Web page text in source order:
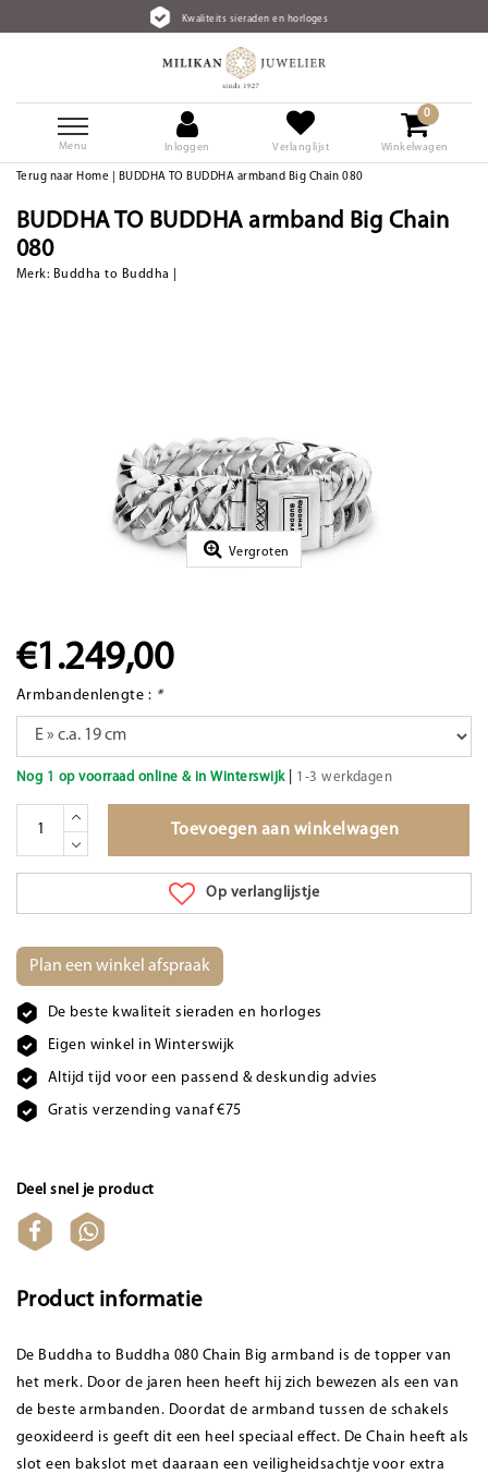
Kwaliteits sieraden en horloges
Menu Inloggen Verlanglijst
0
Winkelwagen
Terug naar Home BUDDHA TO BUDDHA armband Big Chain 080
BUDDHA TO BUDDHA armband Big Chain
080
Merk: Buddha to Buddha
Vergroten
€1.249,00
Armbandenlengte : *
Nog 1 op voorraad online & in Winterswijk| 1-3 werkdagen
Toevoegen aan winkelwagen
Op verlanglijstje
Plan een winkel afspraak
De beste kwaliteit sieraden en horloges
Eigen winkel in Winterswijk
Altijd tijd voor een passend & deskundig advies
Gratis verzending vanaf €75
Deel snel je product
Product informatie
De Buddha to Buddha 080 Chain Big armband is de topper van
het merk. Door de jaren heen heeft hij zich bewezen als een van
de beste armbanden. Doordat de armband tussen de schakels
geoxideerd is geeft dit een heel speciaal effect. De Chain heeft als
slot een bakslot met daaraan een veiligheidsachtje voor extra